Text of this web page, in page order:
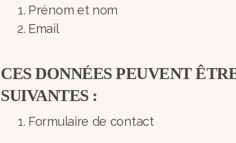
Prénom et nom
Email
CES DONNÉES PEUVENT
SUIVANTES :
Formulaire de contact